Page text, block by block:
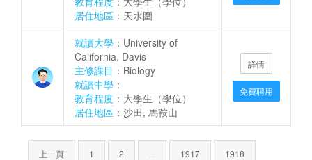
居住地區 ：天水圍
就讀大學 ：University of
California, Davis
主修課目 ：Biology
就讀中學 ：
教育程度 ：大學生（學位）
居住地區 ：沙田, 馬鞍山
詳情
免費聘用
上一頁 1 2 1917 1918